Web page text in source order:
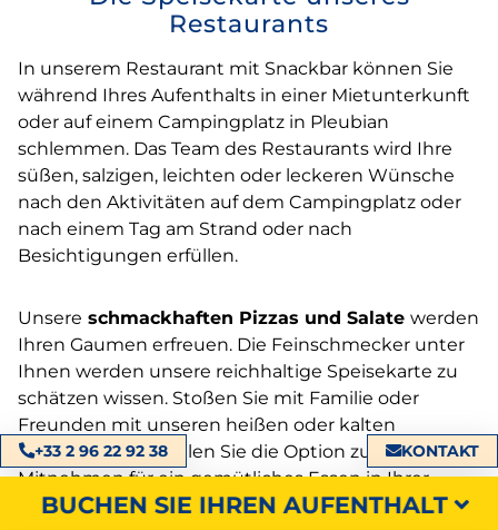
+33 2 96 22 92 38 KONTAKT
BUCHEN SIE IHREN AUFENTHALT
Restaurants
In unserem Restaurant mit Snackbar können Sie
während Ihres Aufenthalts in einer Mietunterkunft
oder auf einem Campingplatz in Pleubian
schlemmen. Das Team des Restaurants wird Ihre
süßen, salzigen, leichten oder leckeren Wünsche
nach den Aktivitäten auf dem Campingplatz oder
nach einem Tag am Strand oder nach
Besichtigungen erfüllen.
Unsere schmackhaften Pizzas und Salate werden
Ihren Gaumen erfreuen. Die Feinschmecker unter
Ihnen werden unsere reichhaltige Speisekarte zu
schätzen wissen. Stoßen Sie mit Familie oder
Freunden mit unseren heißen oder kalten
Getränken an. Wählen Sie die Option zum
Mitnehmen für ein gemütliches Essen in Ihrer
Unterkunftoder auf IhremStellplatz.